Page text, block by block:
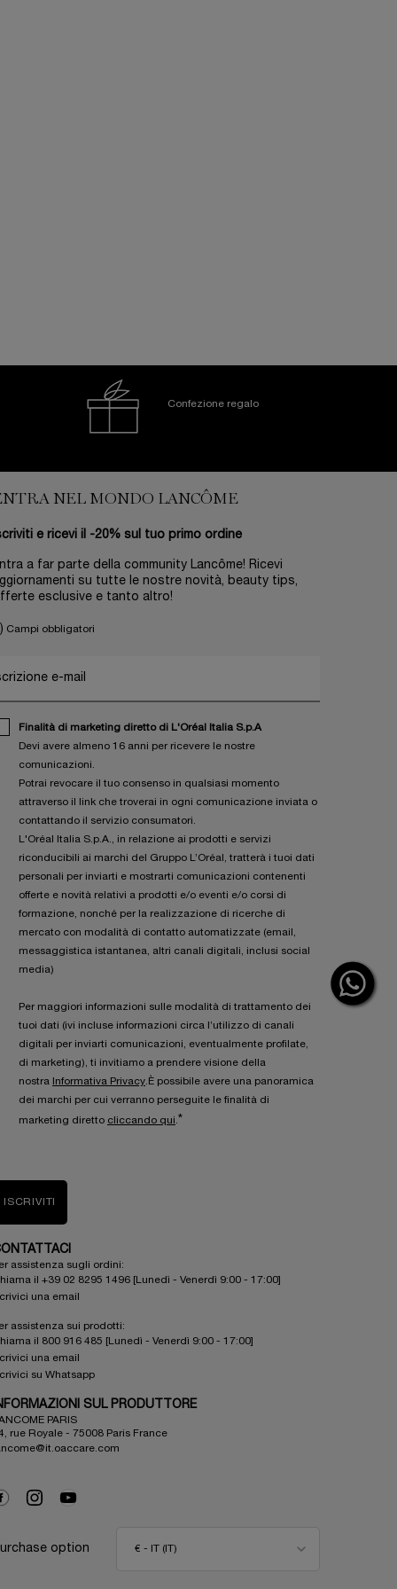
Confezione regalo
NEL MONDO LANCÔME
e ricevi il -20% sul tuo primo ordine
a far parte della community Lancôme! Ricevi
su tutte le nostre novità, beauty tips,
esclusive e tanto altro!
Campi obbligatori
e-mail
Finalità di marketing diretto di L'Oréal Italia S.p.A
Devi avere almeno 16 anni per ricevere le nostre
comunicazioni.
Potrai revocare il tuo consenso in qualsiasi momento
attraverso il link che troverai in ogni comunicazione inviata o
contattando il servizio consumatori.
L'Oréal Italia S.p.A., in relazione ai prodotti e servizi
riconducibili ai marchi del Gruppo L’Oréal, tratterà i tuoi dati
personali per inviarti e mostrarti comunicazioni contenenti
offerte e novità relativi a prodotti e/o eventi e/o corsi di
formazione, nonché per la realizzazione di ricerche di
mercato con modalità di contatto automatizzate (email,
messaggistica istantanea, altri canali digitali, inclusi social
media)
Per maggiori informazioni sulle modalità di trattamento dei
tuoi dati (ivi incluse informazioni circa l’utilizzo di canali
digitali per inviarti comunicazioni, eventualmente profilate,
di marketing), ti invitiamo a prendere visione della
nostra
Informativa Privacy .È possibile avere una panoramica
dei marchi per cui verranno perseguite le finalità di
marketing diretto cliccando qui *
ISCRIVITI
assistenza sugli ordini:
il +39 02 8295 1496 [Lunedì - Venerdì 9:00 - 17:00]
una email
assistenza sui prodotti:
il 800 916 485 [Lunedì - Venerdì 9:00 - 17:00]
una email
su Whatsapp
SUL PRODUTTORE
PARIS
rue Royale - 75008 Paris France
option € - IT (IT)